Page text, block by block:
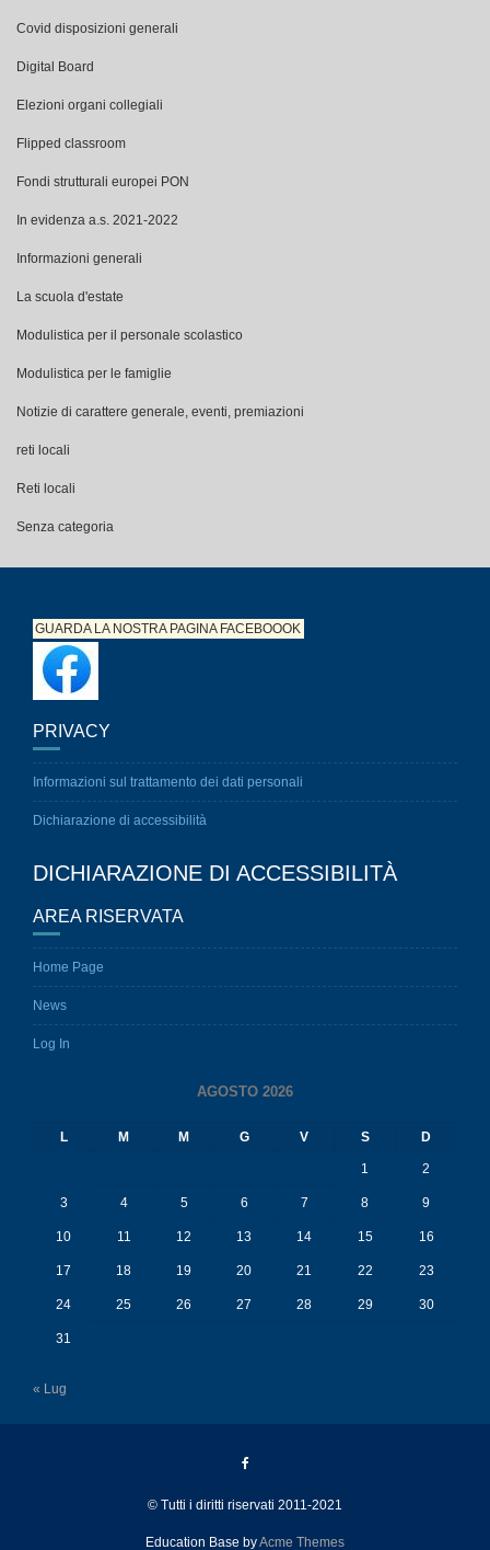
Covid disposizioni generali
Digital Board
Elezioni organi collegiali
Flipped classroom
Fondi strutturali europei PON
In evidenza a.s. 2021-2022
Informazioni generali
La scuola d'estate
Modulistica per il personale scolastico
Modulistica per le famiglie
Notizie di carattere generale, eventi, premiazioni
reti locali
Reti locali
Senza categoria
GUARDA LA NOSTRA PAGINAFACEBOOOK
PRIVACY
Informazioni sul trattamento dei dati personali
Dichiarazione di accessibilità
DICHIARAZIONE DI ACCESSIBILITÀ
AREA RISERVATA
Home Page
News
Log In
AGOSTO 2026
L M M G V S D
1 2
3 4 5 6 7 8 9
10 11 12 13 14 15 16
17 18 19 20 21 22 23
24 25 26 27 28 29 30
31
« Lug
© Tutti i diritti riservati 2011-2021
Education Base byAcme Themes